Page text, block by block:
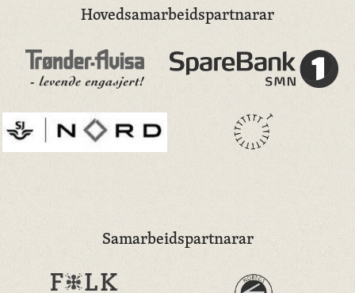
Hovedsamarbeidspartnarar
Samarbeidspartnarar